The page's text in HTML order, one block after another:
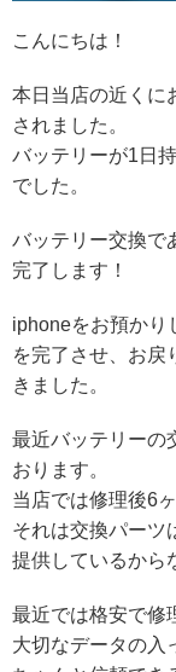
こんにちは！
本日当店の近くに
されました。
バッテリーが1日
でした。
バッテリー交換で
完了します！
iphoneをお預かり
を完了させ、お戻
きました。
最近バッテリーの
おります。
当店では修理後6
それは交換パーツ
提供しているから
最近では格安で修
大切なデータの入